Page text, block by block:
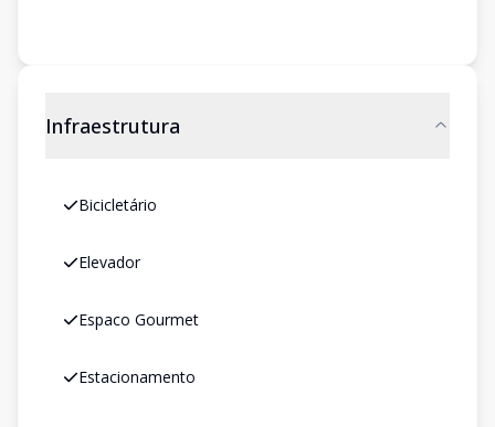
Infraestrutura
Bicicletário
Elevador
Espaco Gourmet
Estacionamento